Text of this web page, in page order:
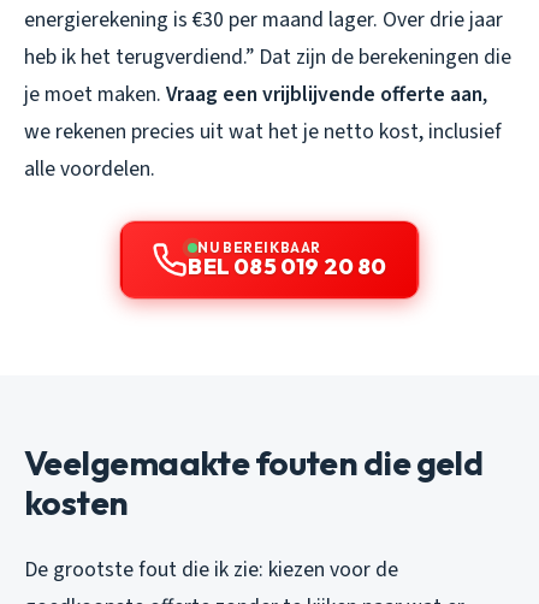
energierekening is €30 per maand lager. Over drie jaar
heb ik het terugverdiend.” Dat zijn de berekeningen die
je moet maken. Vraag een vrijblijvende offerte aan,
we rekenen precies uit wat het je netto kost, inclusief
alle voordelen.
NU BEREIKBAAR
BEL 085 019 20 80
Veelgemaakte fouten die geld
kosten
De grootste fout die ik zie: kiezen voor de